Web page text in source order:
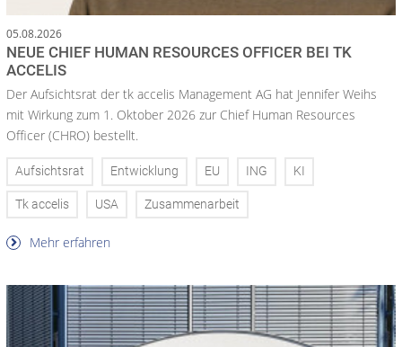
05.08.2026
NEUE CHIEF HUMAN RESOURCES OFFICER BEI TK
ACCELIS
Der Aufsichtsrat der tk accelis Management AG hat Jennifer Weihs
mit Wirkung zum 1. Oktober 2026 zur Chief Human Resources
Officer (CHRO) bestellt.
Aufsichtsrat Entwicklung EU ING KI
Tk accelis USA Zusammenarbeit
Mehr erfahren